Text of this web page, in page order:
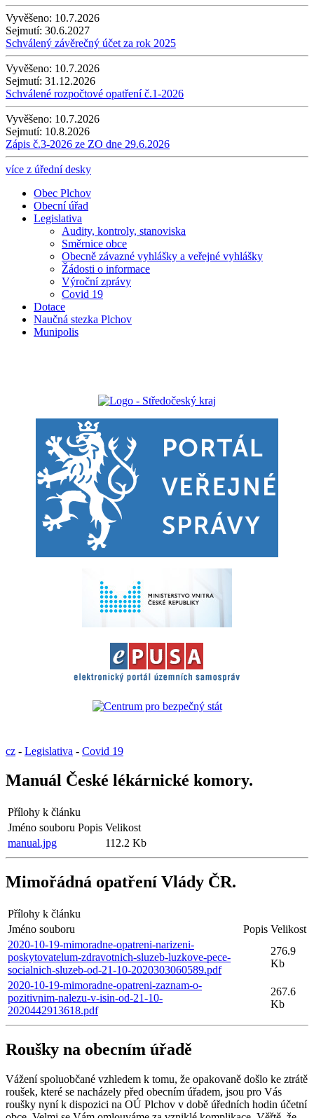
Vyvěšeno: 10.7.2026
Sejmutí: 30.6.2027
Schválený závěrečný účet za rok 2025
Vyvěšeno: 10.7.2026
Sejmutí: 31.12.2026
Schválené rozpočtové opatření č.1-2026
Vyvěšeno: 10.7.2026
Sejmutí: 10.8.2026
Zápis č.3-2026 ze ZO dne 29.6.2026
více z úřední desky
Obec Plchov
Obecní úřad
Legislativa
Audity, kontroly, stanoviska
Směrnice obce
Obecně závazné vyhlášky a veřejné vyhlášky
Žádosti o informace
Výroční zprávy
Covid 19
Dotace
Naučná stezka Plchov
Munipolis
cz - Legislativa - Covid 19
Manuál České lékárnické komory.
Přílohy k článku
Jméno souboru Popis Velikost
manual.jpg
112.2 Kb
Mimořádná opatření Vlády ČR.
Přílohy k článku
Jméno souboru
Popis Velikost
2020-10-19-mimoradne-opatreni-narizeni-
poskytovatelum-zdravotnich-sluzeb-luzkove-pece-
socialnich-sluzeb-od-21-10-2020303060589.pdf
276.9
Kb
2020-10-19-mimoradne-opatreni-zaznam-o-
pozitivnim-nalezu-v-isin-od-21-10-
2020442913618.pdf
267.6
Kb
Roušky na obecním úřadě
Vážení spoluobčané vzhledem k tomu, že opakovaně došlo ke ztrátě
roušek, které se nacházely před obecním úřadem, jsou pro Vás
roušky nyní k dispozici na OÚ Plchov v době úředních hodin účetní